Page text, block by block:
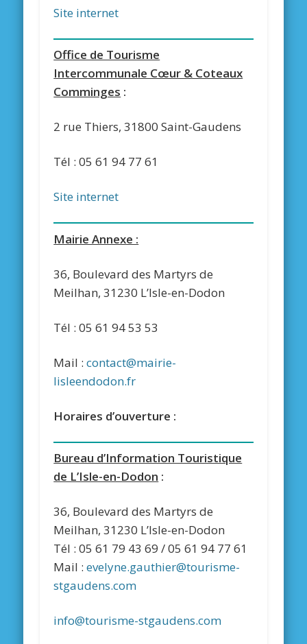
Site internet
Office de Tourisme
Intercommunale Cœur & Coteaux
Comminges :
2 rue Thiers, 31800 Saint-Gaudens
Tél : 05 61 94 77 61
Site internet
Mairie Annexe :
36, Boulevard des Martyrs de
Meilhan, 31230 L’Isle-en-Dodon
Tél : 05 61 94 53 53
Mail :contact@mairie-
lisleendodon.fr
Horaires d’ouverture :
Bureau d’Information Touristique
de L’Isle-en-Dodon :
36, Boulevard des Martyrs de
Meilhan, 31230 L’Isle-en-Dodon
Tél : 05 61 79 43 69 / 05 61 94 77 61
Mail :evelyne.gauthier@tourisme-
stgaudens.com
info@tourisme-stgaudens.com